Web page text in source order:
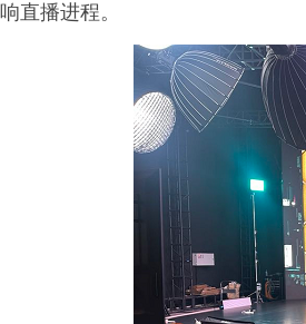
响直播进程。